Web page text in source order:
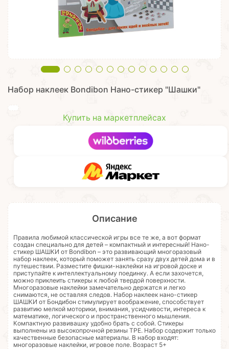
Набор наклеек Bondibon Нано-стикер "Шашки"
Купить на маркетплейсах
Описание
Правила любимой классической игры все те же, а вот формат
создан специально для детей – компактный и интересный! Нано-
стикер ШАШКИ от Bondibon – это развивающий многоразовый
набор наклеек, который поможет занять сразу двух детей дома и в
путешествии. Разместите фишки-наклейки на игровой доске и
приступайте к интеллектуальному поединку. А если захочется,
можно приклеить стикеры к любой твердой поверхности.
Многоразовые наклейки замечательно держатся и легко
снимаются, не оставляя следов. Набор наклеек нано-стикер
ШАШКИ от Бондибон стимулирует воображение, способствует
развитию мелкой моторики, внимания, усидчивости, интереса к
математике, логического и пространственного мышления.
Компактную развивашку удобно брать с собой. Стикеры
выполнены из высокопрочной резины ТРЕ. Набор содержит только
качественные безопасные материалы. В набор входят:
многоразовые наклейки, игровое поле. Возраст 5+